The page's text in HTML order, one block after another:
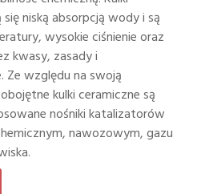
niską absorpcją wody i są
wysokie ciśnienie oraz
kwasy, zasady i
Ze względu na swoją
kulki ceramiczne są
nośniki katalizatorów
nawozowym, gazu